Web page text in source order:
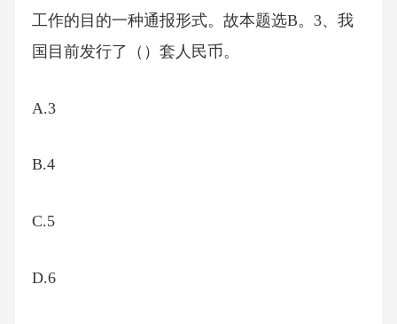
工作的目的一种通报形式。故本题选B。3、我
国目前发行了（）套人民币。
A.3
B.4
C.5
D.6